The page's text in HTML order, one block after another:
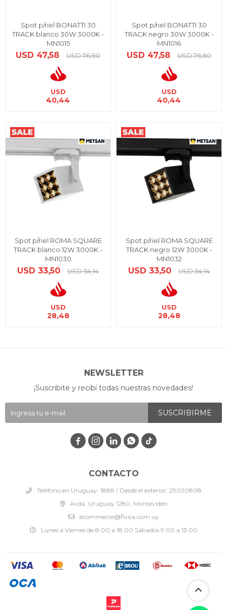
Spot p/riel BONATTI 30
TRACK blanco 30W 3000K -
MN1015
USD 47,58 USD 76,90
USD
40,44
Spot p/riel BONATTI 30
TRACK negro 30W 3000K -
MN1016
USD 47,58 USD 76,90
USD
40,44
Spot p/riel ROMA SQUARE
TRACK blanco 12W 3000K -
MN1030
USD 33,50 USD 54,14
USD
28,48
Spot p/riel ROMA SQUARE
TRACK negro 12W 3000K -
MN1032
USD 33,50 USD 54,14
USD
28,48
CONTACTO
Teléfono en Uruguay: 1888 / Desde el exterior: 29020808
Avda. Uruguay 1280, Montevideo
ecommerce@fivisa.com.uy
Lunes a Viernes de 8:00 a 18:00 Sábados 9:00 a 13:00
NEWSLETTER
¡Suscribite y recibí todas nuestras novedades!
SUSCRIBIRME
   